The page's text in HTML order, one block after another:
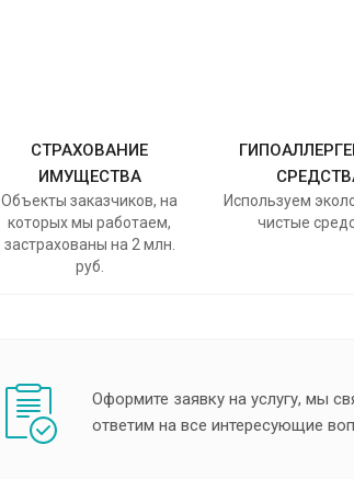
СТРАХОВАНИЕ
ИМУЩЕСТВА
Объекты заказчиков, на
которых мы работаем,
застрахованы на 2 млн.
руб.
Используем
чистые
Оформите заявку на услугу, мы
ответим на все интересующие